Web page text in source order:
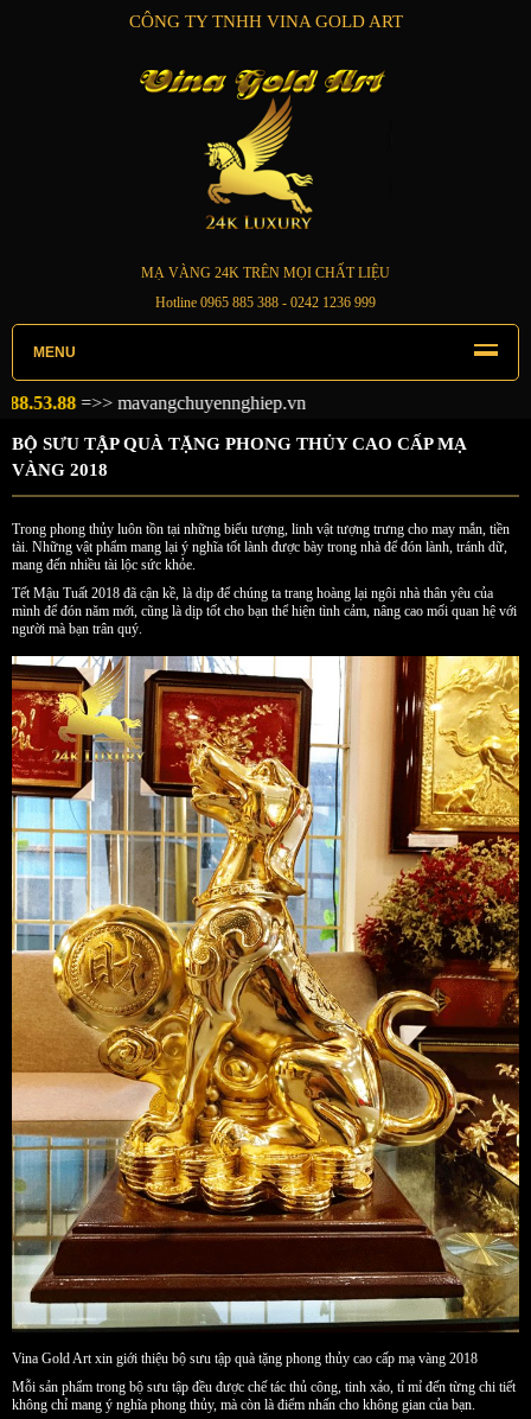
CÔNG TY TNHH VINA GOLD ART
MẠ VÀNG 24K TRÊN MỌI CHẤT LIỆU
Hotline 0965 885 388 - 0242 1236 999
MENU
BỘ SƯU TẬP QUÀ TẶNG PHONG THỦY CAO CẤP MẠ
VÀNG 2018
Trong phong thủy luôn tồn tại những biểu tượng, linh vật tượng trưng cho may mắn, tiền
tài. Những vật phẩm mang lại ý nghĩa tốt lành được bày trong nhà để đón lành, tránh dữ,
mang đến nhiều tài lộc sức khỏe.
Tết Mậu Tuất 2018 đã cận kề, là dịp để chúng ta trang hoàng lại ngôi nhà thân yêu của
mình để đón năm mới, cũng là dịp tốt cho bạn thể hiện tình cảm, nâng cao mối quan hệ với
người mà bạn trân quý.
Vina Gold Art xin giới thiệu bộ sưu tập quà tặng phong thủy cao cấp mạ vàng 2018
Mỗi sản phẩm trong bộ sưu tập đều được chế tác thủ công, tinh xảo, tỉ mỉ đến từng chi tiết
không chỉ mang ý nghĩa phong thủy, mà còn là điểm nhấn cho không gian của bạn.